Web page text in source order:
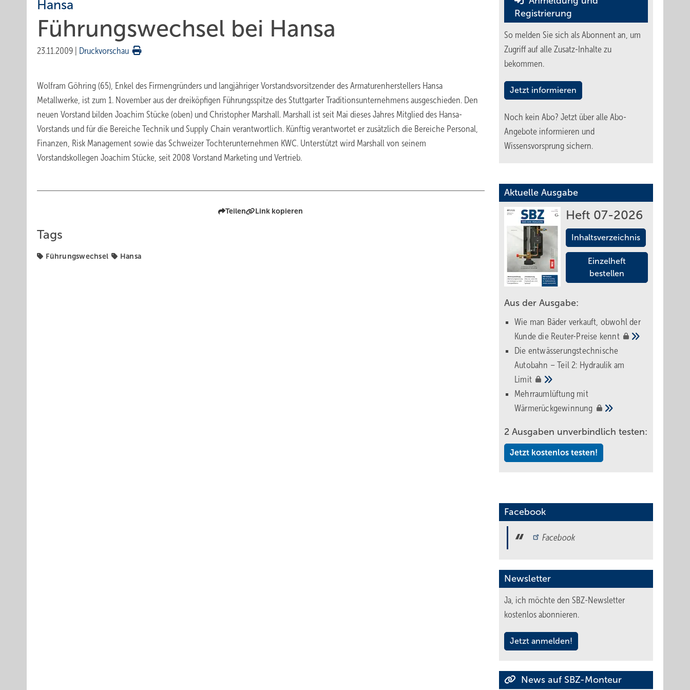
Hansa
Führungswechsel bei Hansa
23.11.2009 Druckvorschau
Wolfram Göhring (65), Enkel des Firmengründers und langjähriger Vorstandsvorsitzender des Armaturenherstellers Hansa
Metallwerke, ist zum 1. November aus der dreiköpfigen Führungsspitze des Stuttgarter Traditionsunternehmens ausgeschieden. Den
neuen Vorstand bilden Joachim Stücke (oben) und Christopher Marshall. Marshall ist seit Mai dieses Jahres Mitglied des Hansa-
Vorstands und für die Bereiche Technik und Supply Chain verantwortlich. Künftig verantwortet er zusätzlich die Bereiche Personal,
Finanzen, Risk Management sowie das Schweizer Tochterunternehmen KWC. Unterstützt wird Marshall von seinem
Vorstandskollegen Joachim Stücke, seit 2008 Vorstand Marketing und Vertrieb.
Teilen Link kopieren
Tags
Führungswechsel Hansa
Registrierung
So melden Sie sich als Abonnent an, um
Zugriff auf alle Zusatz-Inhalte zu
bekommen.
Jetzt informieren
Noch kein Abo? Jetzt über alle Abo-
Angebote informieren und
Wissensvorsprung sichern.
Aktuelle Ausgabe
Heft 07-2026
Inhaltsverzeichnis
Einzelheft
bestellen
Aus der Ausgabe:
Wie man Bäder verkauft, obwohl der
Kunde die Reuter-Preise kennt
Die entwässerungstechnische
Autobahn – Teil 2: Hydraulik am
Limit
Mehrraumlüftung mit
Wärmerückgewinnung
2 Ausgaben unverbindlich testen:
Jetzt kostenlos testen!
Facebook
Facebook
Newsletter
Ja, ich möchte den SBZ-Newsletter
kostenlos abonnieren.
Jetzt anmelden!
News auf SBZ-Monteur